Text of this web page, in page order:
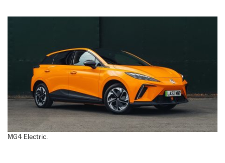
MG4 Electric.